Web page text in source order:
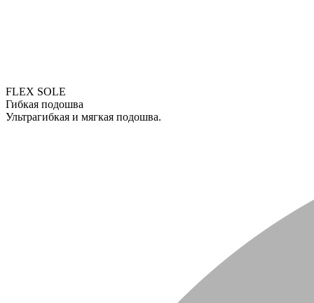
FLEX SOLE
Гибкая подошва
Ультрагибкая и мягкая подошва.